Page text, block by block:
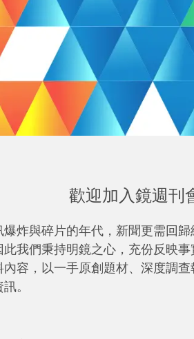
歡迎加入鏡週刊
爆炸與碎片的年代，新聞更需回
此我們秉持明鏡之心，充份反映
內容，以一手原創題材、深度調
。